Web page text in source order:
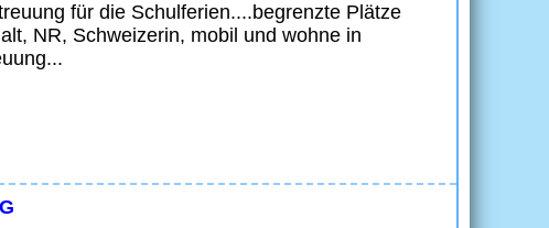
für die Schulferien....begrenzte Plätze
NR, Schweizerin, mobil und wohne in